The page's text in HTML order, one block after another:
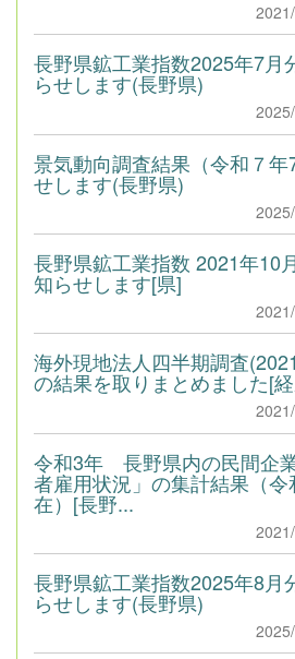
長野県鉱工業指数2025年7月
らせします(長野県)
景気動向調査結果（令和７年
せします(長野県)
長野県鉱工業指数 2021年10
知らせします[県]
海外現地法人四半期調査
の結果を取りまとめました[
令和3年 長野県内の民間企
者雇用状況」の集計結果（
在）[長野...
長野県鉱工業指数2025年8月
らせします(長野県)